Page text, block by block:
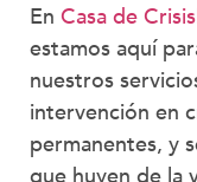
En Casa de Crisis
estamos aquí
nuestros
intervención en
permanentes, y